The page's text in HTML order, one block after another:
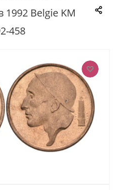
1992 Belgie KM
458